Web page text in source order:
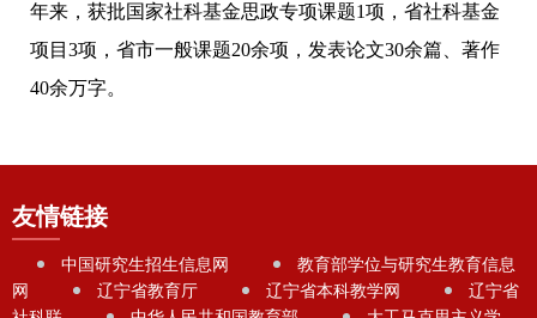
年来，获批国家社科基金思政专项课题1项，省社科基金
项目3项，省市一般课题20余项，发表论文30余篇、著作
40余万字。
友情链接
中国研究生招生信息网
教育部学位与研究生教育信息
网
辽宁省教育厅 辽宁省本科教学网
辽宁省